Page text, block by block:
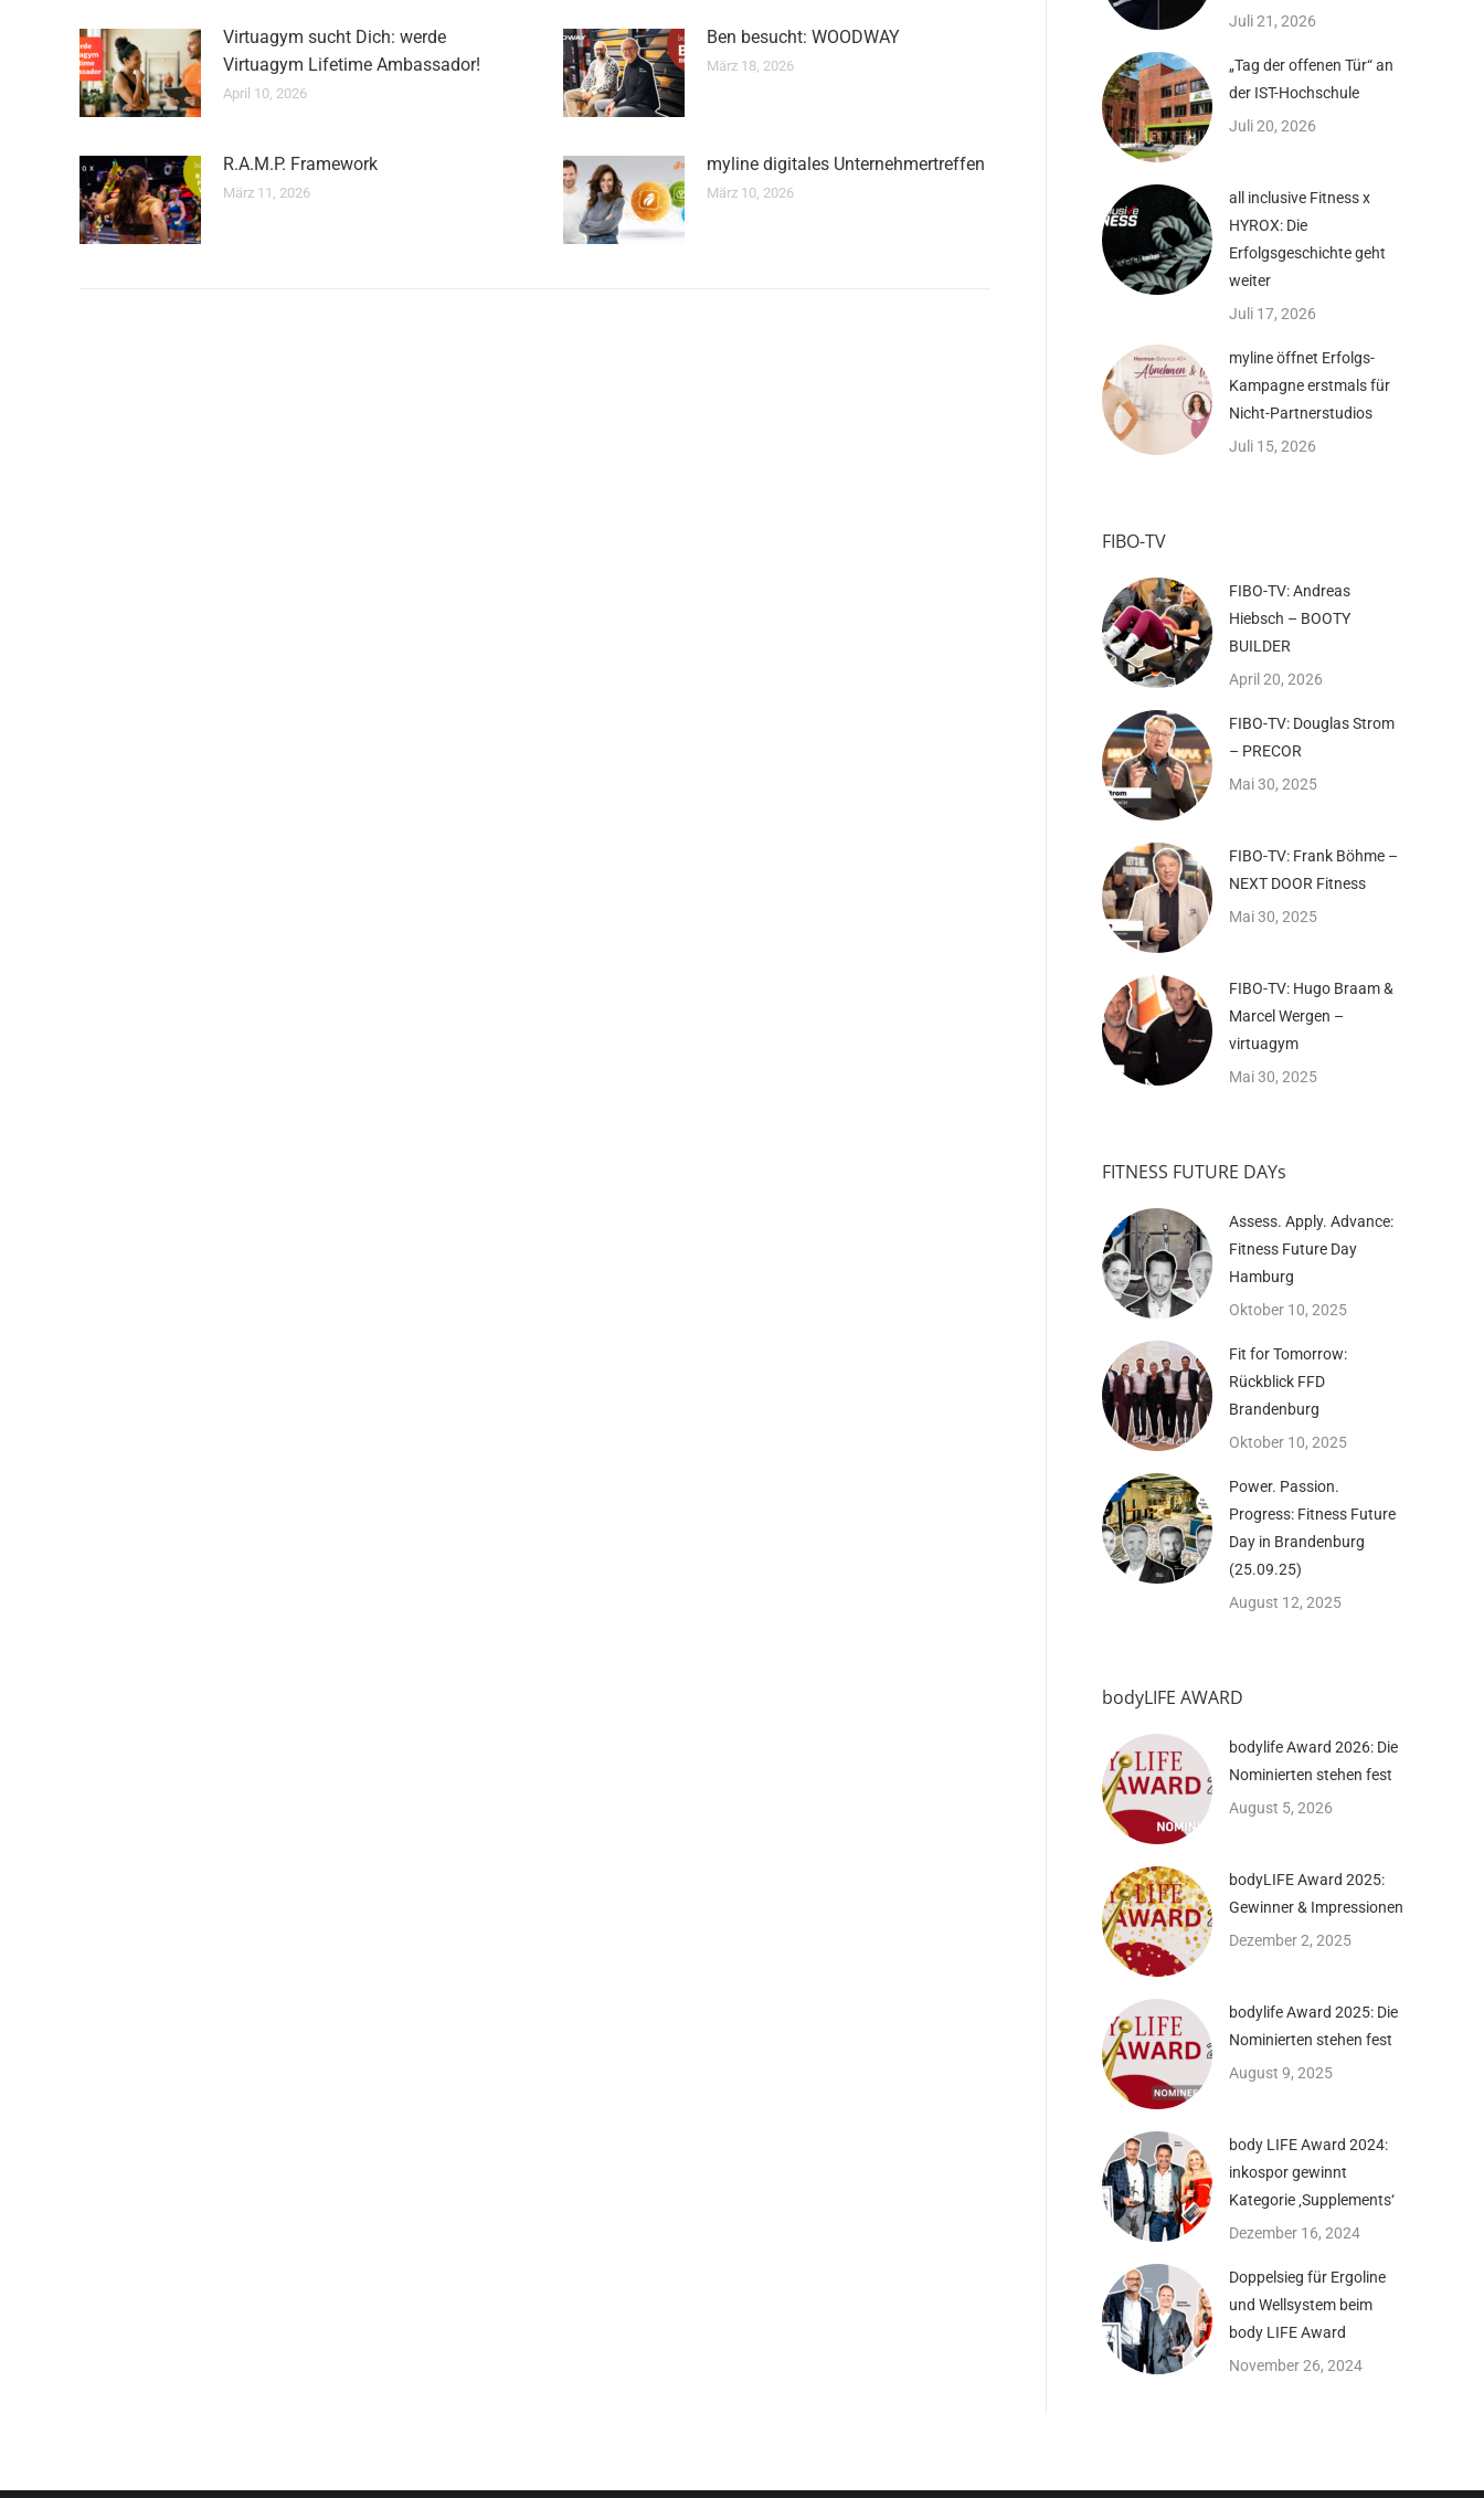
Virtuagym sucht Dich: werde
Virtuagym Lifetime Ambassador!
April 10, 2026
Ben besucht: WOODWAY
März 18, 2026
R.A.M.P. Framework
März 11, 2026
myline digitales Unternehmertreffen
März 10, 2026
Juli 21, 2026
„Tag der offenen Tür“ an
der IST-Hochschule
Juli 20, 2026
all inclusive Fitness x
HYROX: Die
Erfolgsgeschichte geht
weiter
Juli 17, 2026
myline öffnet Erfolgs-
Kampagne erstmals für
Nicht-Partnerstudios
Juli 15, 2026
FIBO-TV
FIBO-TV: Andreas
Hiebsch – BOOTY
BUILDER
April 20, 2026
FIBO-TV: Douglas Strom
– PRECOR
Mai 30, 2025
FIBO-TV: Frank Böhme –
NEXT DOOR Fitness
Mai 30, 2025
FIBO-TV: Hugo Braam &
Marcel Wergen –
virtuagym
Mai 30, 2025
FITNESS FUTURE DAYs
Assess. Apply. Advance:
Fitness Future Day
Hamburg
Oktober 10, 2025
Fit for Tomorrow:
Rückblick FFD
Brandenburg
Oktober 10, 2025
Power. Passion.
Progress: Fitness Future
Day in Brandenburg
(25.09.25)
August 12, 2025
bodyLIFE AWARD
bodylife Award 2026: Die
Nominierten stehen fest
August 5, 2026
bodyLIFE Award 2025:
Gewinner & Impressionen
Dezember 2, 2025
bodylife Award 2025: Die
Nominierten stehen fest
August 9, 2025
body LIFE Award 2024:
inkospor gewinnt
Kategorie ‚Supplements‘
Dezember 16, 2024
Doppelsieg für Ergoline
und Wellsystem beim
body LIFE Award
November 26, 2024